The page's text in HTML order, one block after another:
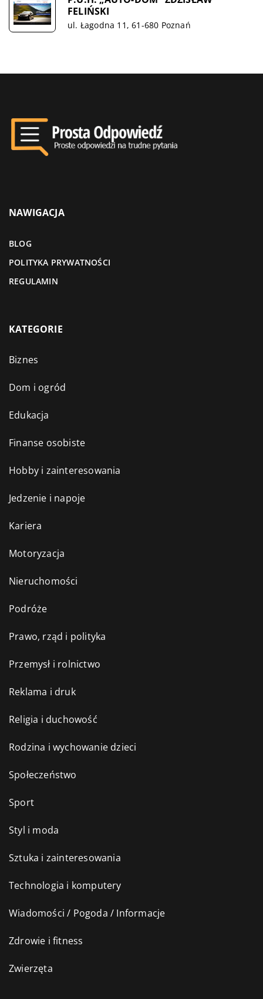
FELIŃSKI
ul. Łagodna 11, 61-680 Poznań
NAWIGACJA
BLOG
POLITYKA PRYWATNOŚCI
REGULAMIN
KATEGORIE
Biznes
Dom i ogród
Edukacja
Finanse osobiste
Hobby i zainteresowania
Jedzenie i napoje
Kariera
Motoryzacja
Nieruchomości
Podróże
Prawo, rząd i polityka
Przemysł i rolnictwo
Reklama i druk
Religia i duchowość
Rodzina i wychowanie dzieci
Społeczeństwo
Sport
Styl i moda
Sztuka i zainteresowania
Technologia i komputery
Wiadomości / Pogoda / Informacje
Zdrowie i fitness
Zwierzęta